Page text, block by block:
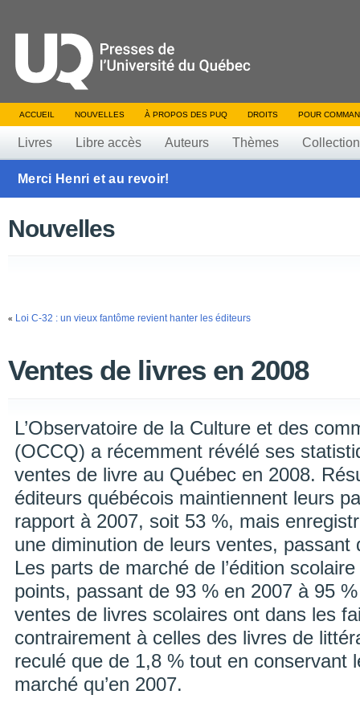
ACCUEIL NOUVELLES À PROPOS DES PUQ DROITS POUR
Livres Libre accès Auteurs Thèmes
Merci Henri et au revoir!
Nouvelles
« Loi C-32 : un vieux fantôme revient hanter les éditeurs
Ventes de livres en 2008
L’Observatoire de la Culture et des
(OCCQ) a récemment révélé ses
ventes de livre au Québec en 2008.
éditeurs québécois maintiennent leurs
rapport à 2007, soit 53 %, mais
une diminution de leurs ventes,
Les parts de marché de l’édition
points, passant de 93 % en 2007 à 95
ventes de livres scolaires ont dans les
contrairement à celles des livres de
reculé que de 1,8 % tout en conservant
marché qu’en 2007.